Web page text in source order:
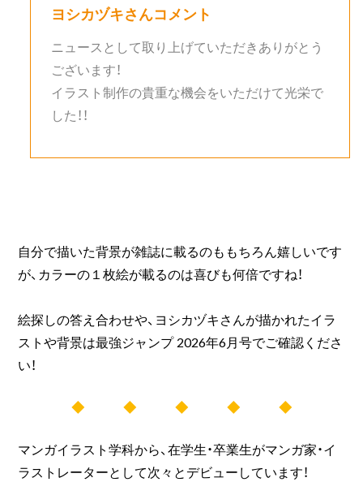
ヨシカヅキさんコメント
ニュースとして取り上げていただきありがとう
ございます！
イラスト制作の貴重な機会をいただけて光栄で
した！！
自分で描いた背景が雑誌に載るのももちろん嬉しいです
が、カラーの１枚絵が載るのは喜びも何倍ですね！
絵探しの答え合わせや、ヨシカヅキさんが描かれたイラ
ストや背景は最強ジャンプ 2026年6月号でご確認くださ
い！
◆ ◆ ◆ ◆ ◆
マンガイラスト学科から、在学生・卒業生がマンガ家・イ
ラストレーターとして次々とデビューしています！